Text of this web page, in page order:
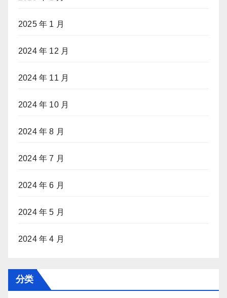
2025 年 1 月
2024 年 12 月
2024 年 11 月
2024 年 10 月
2024 年 8 月
2024 年 7 月
2024 年 6 月
2024 年 5 月
2024 年 4 月
分类